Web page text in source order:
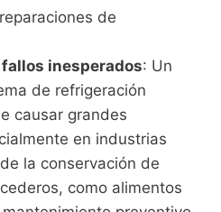
de
inesperados: Un
de refrigeración
causar grandes
en industrias
la conservación de
como alimentos